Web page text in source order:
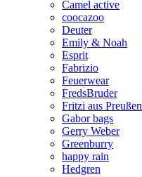
Camel active
coocazoo
Deuter
Emily & Noah
Esprit
Fabrizio
Feuerwear
FredsBruder
Fritzi aus Preußen
Gabor bags
Gerry Weber
Greenburry
happy rain
Hedgren